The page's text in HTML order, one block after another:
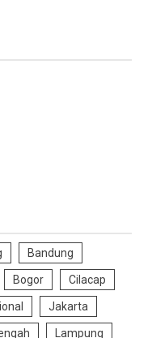
Bandung
Bogor Cilacap
Jakarta
Lampung